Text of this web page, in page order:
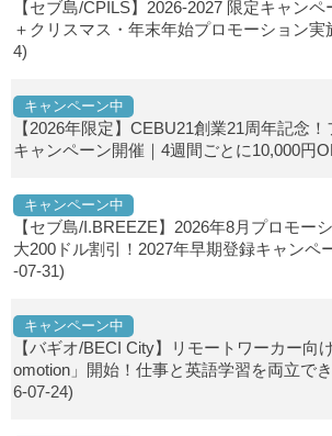
【セブ島/CPILS】2026-2027 限定キャン
＋クリスマス・年末年始プロモーション実
4)
キャンペーン中
【2026年限定】CEBU21創業21周年記念
キャンペーン開催｜4週間ごとに10,000円
キャンペーン中
【セブ島/I.BREEZE】2026年8月プロモー
大200ドル割引！2027年早期登録キャンペ
-07-31)
キャンペーン中
【バギオ/BECI City】リモートワーカー向
omotion」開始！仕事と英語学習を両立で
6-07-24)